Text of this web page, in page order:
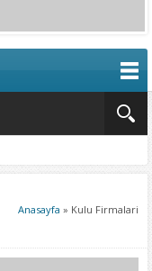
Anasayfa » Kulu Firmalari